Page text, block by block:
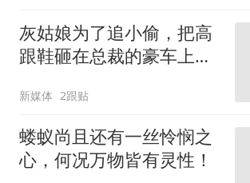
灰姑娘为了追小偷，把高
跟鞋砸在总裁的豪车上，
新媒体 2跟贴
蝼蚁尚且还有一丝怜悯之
心，何况万物皆有灵性！